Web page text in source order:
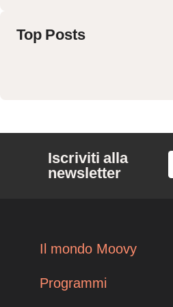
Top Posts
Iscriviti alla
newsletter
Il mondo Moovy
Programmi